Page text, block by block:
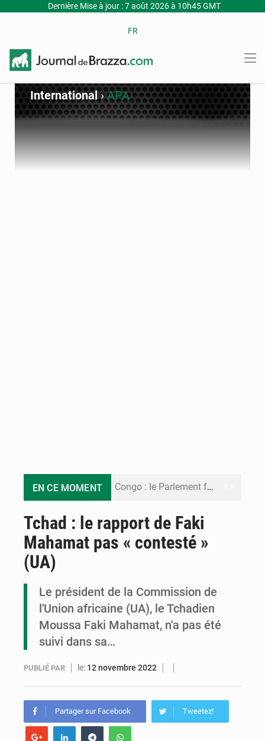
Dernière Mise à jour : 7 août 2026 à 10h45 GMT
FR
International›APA
EN CE MOMENT Congo : le Parlement formule 28 recommandations sur le Cadre budgétaire 2027-2029
Congo : la Grande foire agricole pour renforcer la souveraineté alimentaire
Le Congo se dote d’un programme national pour valoriser les produits forestiers non ligneux
Tchad : le rapport de Faki
Mahamat pas « contesté »
(UA)
Le président de la Commission de
l'Union africaine (UA), le Tchadien
Moussa Faki Mahamat, n'a pas été
suivi dans sa…
PUBLIÉ PAR le: 12 novembre 2022
Partager sur Facebook Tweetez!